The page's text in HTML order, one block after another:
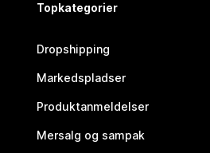
Topkategorier
Dropshipping
Markedspladser
Produktanmeldelser
Mersalg og sampak